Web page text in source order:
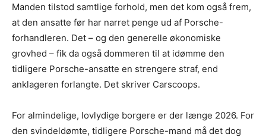
Manden tilstod samtlige forhold, men det kom også frem,
at den ansatte før har narret penge ud af Porsche-
forhandleren. Det – og den generelle økonomiske
grovhed – fik da også dommeren til at idømme den
tidligere Porsche-ansatte en strengere straf, end
anklageren forlangte. Det skriver Carscoops.
For almindelige, lovlydige borgere er der længe 2026. For
den svindeldømte, tidligere Porsche-mand må det dog